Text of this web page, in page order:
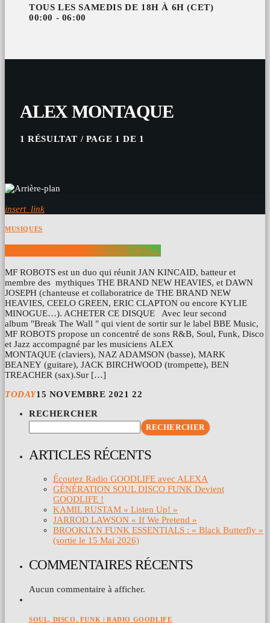
TOUS LES SAMEDIS DE 18H À 6H (CET)
00:00 - 06:00
ALEX MONTAQUE
1 RÉSULTAT / PAGE 1 DE 1
insert_link
MUSIQUES
MF ROBOTS – BREAK THE WALL
MF ROBOTS est un duo qui réunit JAN KINCAID, batteur et
membre des mythiques THE BRAND NEW HEAVIES, et DAWN
JOSEPH (chanteuse et collaboratrice de THE BRAND NEW
HEAVIES, CEELO GREEN, ERIC CLAPTON ou encore KYLIE
MINOGUE…). ACHETER CE DISQUE Avec leur second
album "Break The Wall " qui vient de sortir sur le label BBE Music,
MF ROBOTS propose un concentré de sons R&B, Soul, Funk, Disco
et Jazz accompagné par les musiciens ALEX
MONTAQUE (claviers), NAZ ADAMSON (basse), MARK
BEANEY (guitare), JACK BIRCHWOOD (trompette), BEN
TREACHER (sax).Sur […]
TODAY15 NOVEMBRE 2021 22
RECHERCHER
RECHERCHER
ARTICLES RÉCENTS
Écoutez Radio GOODLIFE avec ALEXA
GÉNÉRATION SOUL DISCO FUNK Devient
GOODLIFE !
KAMIL RUSTAM « Listen Up! »
JARROD LAWSON « If We Pretend »
BROOKLYN FUNK ESSENTIALS : « Black Butterfly »
(sortie le 15 Mai 2026)
COMMENTAIRES RÉCENTS
Aucun commentaire à afficher.
SOUL, DISCO, FUNK | RADIO GOODLIFE